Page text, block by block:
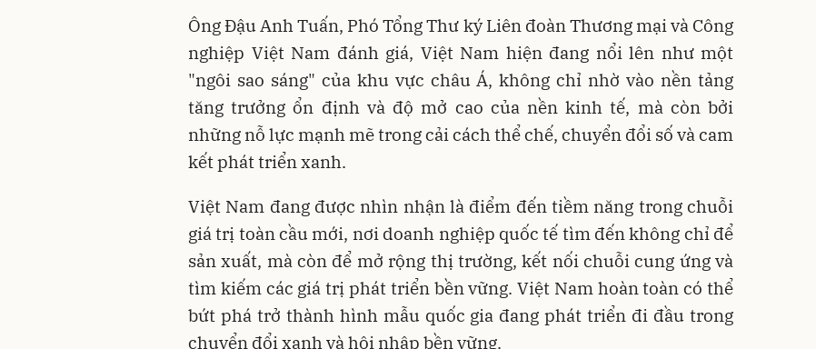
Ông Đậu Anh Tuấn, Phó Tổng Thư ký Liên đoàn Thương mại và Công
nghiệp Việt Nam đánh giá, Việt Nam hiện đang nổi lên như một
"ngôi sao sáng" của khu vực châu Á, không chỉ nhờ vào nền tảng
tăng trưởng ổn định và độ mở cao của nền kinh tế, mà còn bởi
những nỗ lực mạnh mẽ trong cải cách thể chế, chuyển đổi số và cam
kết phát triển xanh.
Việt Nam đang được nhìn nhận là điểm đến tiềm năng trong chuỗi
giá trị toàn cầu mới, nơi doanh nghiệp quốc tế tìm đến không chỉ để
sản xuất, mà còn để mở rộng thị trường, kết nối chuỗi cung ứng và
tìm kiếm các giá trị phát triển bền vững. Việt Nam hoàn toàn có thể
bứt phá trở thành hình mẫu quốc gia đang phát triển đi đầu trong
chuyển đổi xanh và hội nhập bền vững.